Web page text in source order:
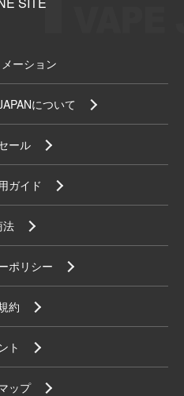
ーション
について
ール
ガイド
法
ポリシー
約
ト
ップ